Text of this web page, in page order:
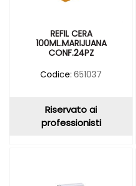
REFIL CERA
100ML.MARIJUANA
CONF.24PZ
Codice: 651037
Riservato ai
professionisti